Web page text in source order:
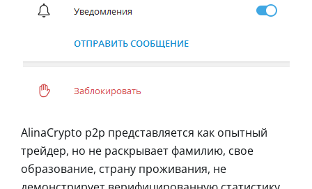
AlinaCrypto p2p представляется как опытный
трейдер, но не раскрывает фамилию, свое
образование, страну проживания, не